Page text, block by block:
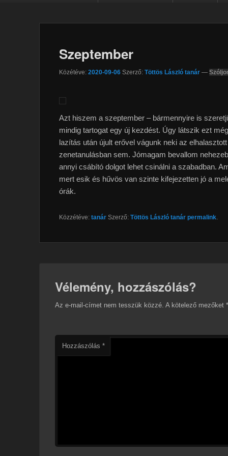
Szeptember
Közétéve: 2020-09-06 Szerző: Töttös László tanár —
Azt hiszem a szeptember – bármennyire is
mindig tartogat egy új kezdést. Úgy látszik ezt
lazítás után újult erővel vágunk neki az
zenetanulásban sem. Jómagam bevallom
annyi csábító dolgot lehet csinálni a szabadban.
mert esik és hűvös van szinte kifejezetten jó a
órák.
Közzétéve: tanár Szerző: Töttös László tanár permalink
Vélemény, hozzászólás?
Az e-mail-címet nem tesszük közzé. A kötelező mezőket *
Hozzászólás *